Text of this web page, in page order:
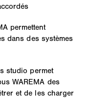
permettent
dans des systèmes
studio permet
WAREMA des
et de les charger